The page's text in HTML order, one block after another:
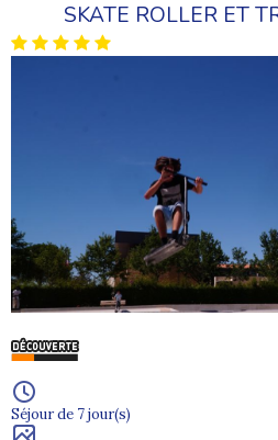
SKATE ROLLER ET
Séjour de 7 jour(s)